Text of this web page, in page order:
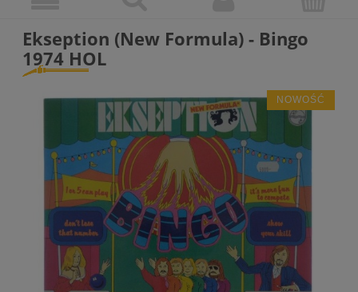
Ekseption (New Formula) - Bingo
1974 HOL
NOWOŚĆ